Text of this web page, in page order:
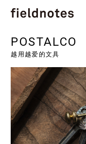
POSTALCO
越用越爱的文具